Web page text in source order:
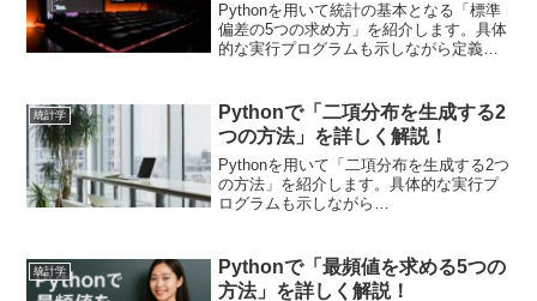
Pythonを用いて統計の基本となる「標準
偏差の5つの求め方」を紹介します。具体
的な実行プログラムも示しながら定義通
pandas.DataFrame.std関数を用いた方法
を解説します。
統計学
Pythonで「二項分布を生成する2
つの方法」を詳しく解説！
Pythonを用いて「二項分布を生成する2つ
の方法」を紹介します。具体的な実行プ
ログラムも示しながら
ールでデータ生成する方法を紹介しま
す。scipyとnumpyの使い分けを具体的に
統計学
Pythonで「最頻値を求める5つの
方法」を詳しく解説！